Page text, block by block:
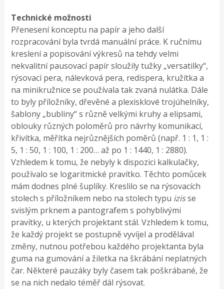
Technické možnosti
Přenesení konceptu na papír a jeho další
rozpracování byla tvrdá manuální práce. K ručnímu
kreslení a popisování výkresů na tehdy velmi
nekvalitní pausovací papír sloužily tužky „versatilky“,
rýsovací pera, nálevková pera, redispera, kružítka a
na minikružnice se používala tak zvaná nulátka. Dále
to byly příložníky, dřevěné a plexisklové trojúhelníky,
šablony „bubliny“ s různě velkými kruhy a elipsami,
oblouky různých poloměrů pro návrhy komunikací,
křivítka, měřítka nejrůznějších poměrů (např. 1 : 1, 1 :
5, 1 : 50, 1 : 100, 1 : 200… až po 1 : 1440, 1 : 2880).
Vzhledem k tomu, že nebyly k dispozici kalkulačky,
používalo se logaritmické pravítko. Těchto pomůcek
mám dodnes plné šuplíky. Kreslilo se na rýsovacích
stolech s příložníkem nebo na stolech typu izisse
svislým prknem a pantografem s pohyblivými
pravítky, u kterých projektant stál. Vzhledem k tomu,
že každý projekt se postupně vyvíjel a prodělával
změny, nutnou potřebou každého projektanta byla
guma na gumování a žiletka na škrábání neplatných
čar. Některé pauzáky byly časem tak poškrábané, že
se na nich nedalo téměř dál rýsovat.